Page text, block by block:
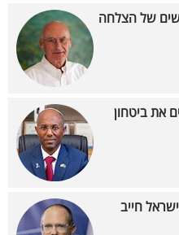
של הצלחה
את ביטחון
חייב